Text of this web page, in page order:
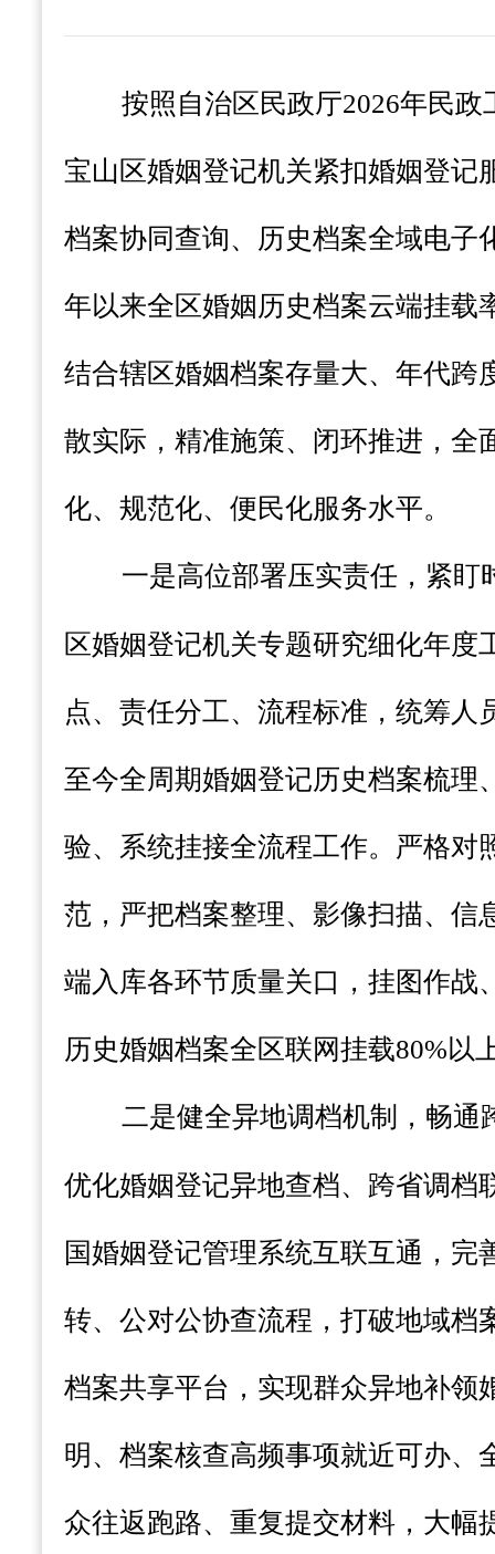
按照自治区 民政厅2026年民政
宝山区婚姻登记机关紧扣婚姻登记
档案协同查询、历史档案全域电子
年以来全区婚姻历史档案云端挂载
结合辖区婚姻档案存量大、年代跨
散实际，精准施策、闭环推进，全
化、规范化、便民化服务水平。
一是高位部署压实责任，紧盯
区婚姻登记机关专题研究细化年度
点、责任分工、流程标准，统筹人
至今全周期婚姻登记历史档案梳理
验、系统挂接全流程工作。严格对
范，严把档案整理、影像扫描、信
端入库各环节质量关口，挂图作战
历史婚姻档案全区联网挂载80%以
二是健全异地调档机制，畅通
优化婚姻登记异地查档、跨省调档
国婚姻登记管理系统互联互通，完
转、公对公协查流程，打破地域档
档案共享平台，实现群众异地补领
明、档案核查高频事项就近可办、
众往返跑路、重复提交材料，大幅